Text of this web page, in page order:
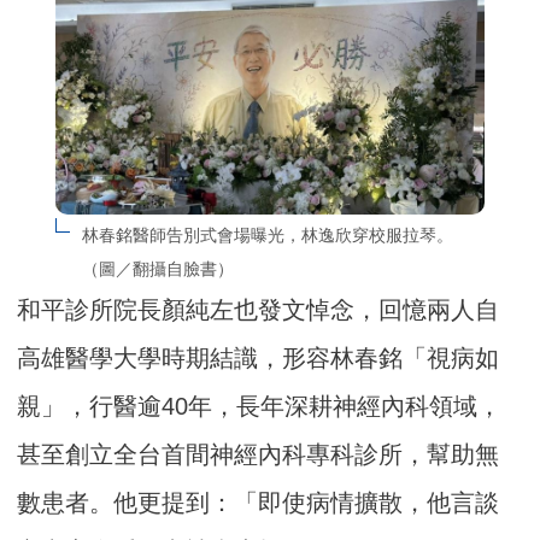
林春銘醫師告別式會場曝光，林逸欣穿校服拉琴。
（圖／翻攝自臉書）
和平診所院長顏純左也發文悼念，回憶兩人自
高雄醫學大學時期結識，形容林春銘「視病如
親」，行醫逾40年，長年深耕神經內科領域，
甚至創立全台首間神經內科專科診所，幫助無
數患者。他更提到：「即使病情擴散，他言談